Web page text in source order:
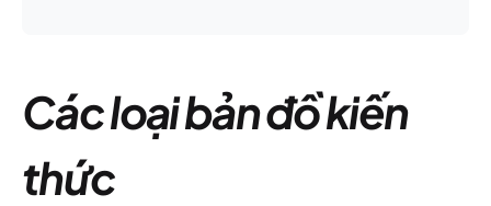
Các loại bản đồ kiến
thức